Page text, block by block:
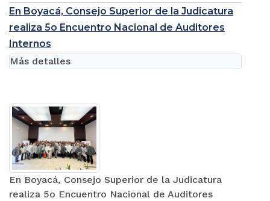
En Boyacá, Consejo Superior de la Judicatura
realiza 5o Encuentro Nacional de Auditores
Internos
En Boyacá, Consejo Superior de la Judicatura
realiza 5o Encuentro Nacional de Auditores
Más detalles